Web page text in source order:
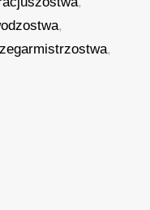
,
zegarmistrzostwa,